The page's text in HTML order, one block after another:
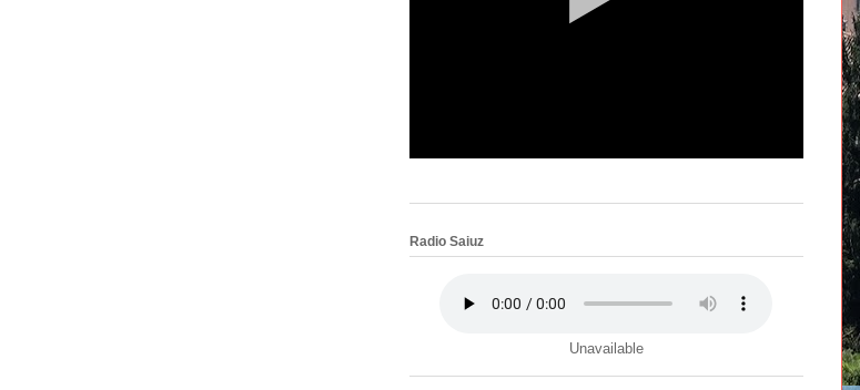
Radio Saiuz
Unavailable